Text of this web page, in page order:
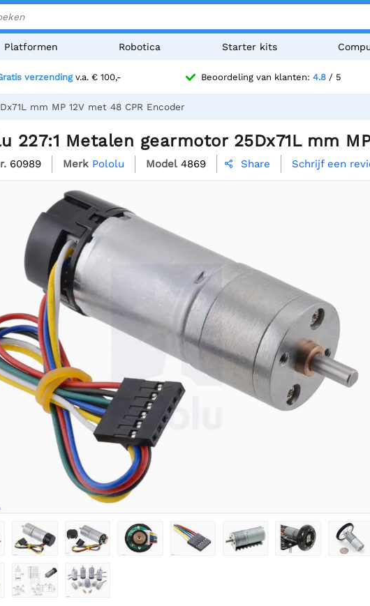
Platformen Robotica Starter kits
verzendingv.a. € 100,- Beoordeling van klanten: 4.8 / 5
mm MP 12V met 48 CPR Encoder
227:1 Metalen gearmotor 25Dx71L mm
60989 Merk Pololu Model 4869  Share Schrijf een